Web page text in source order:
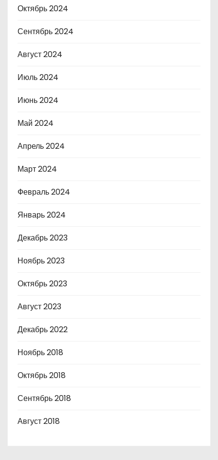
Октябрь 2024
Сентябрь 2024
Август 2024
Июль 2024
Июнь 2024
Май 2024
Апрель 2024
Март 2024
Февраль 2024
Январь 2024
Декабрь 2023
Ноябрь 2023
Октябрь 2023
Август 2023
Декабрь 2022
Ноябрь 2018
Октябрь 2018
Сентябрь 2018
Август 2018